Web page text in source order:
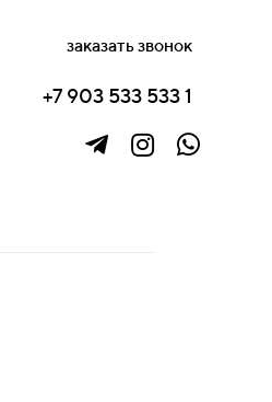
заказать звонок
+7 903 533 533 1